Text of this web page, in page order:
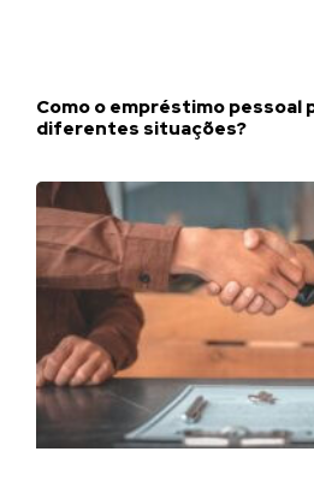
Como o empréstimo pessoal
diferentes situações?